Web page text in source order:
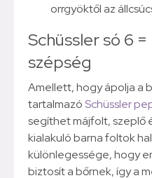
orrgyöktől az
Schüssler só 6
szépség
Amellett, hogy ápolja a
tartalmazóSchüssler
segíthet májfolt, szeplő
kialakuló barna foltok
különlegessége, hogy
biztosít a bőrnek, így a